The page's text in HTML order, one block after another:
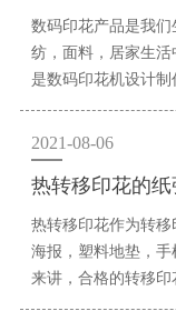
数码印花产品是我
纺，面料，居家生
是数码印花机设计制
2021-08-06
热转移印花的纸
热转移印花作为转
海报，塑料地垫，
来讲，合格的转移印